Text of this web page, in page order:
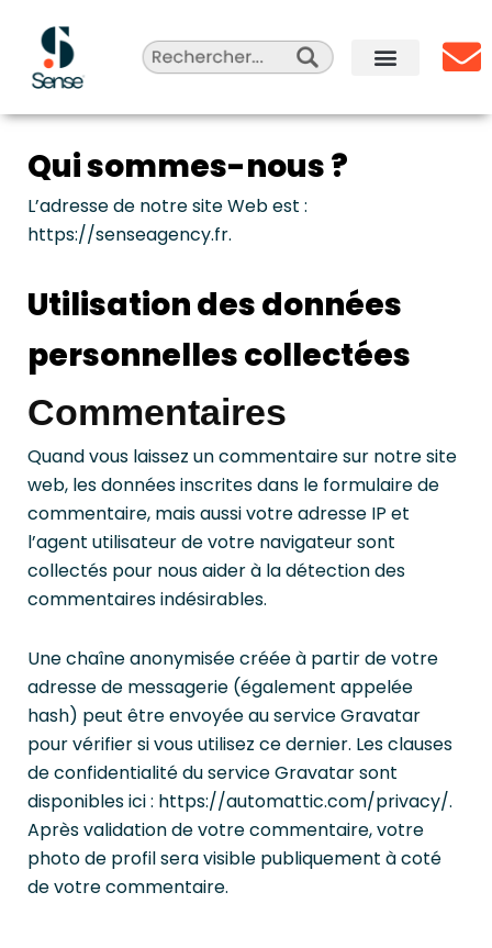
contenu
Qui sommes-nous ?
L’adresse de notre site Web est :
https://senseagency.fr.
Utilisation des données
personnelles collectées
Commentaires
Quand vous laissez un commentaire sur notre site
web, les données inscrites dans le formulaire de
commentaire, mais aussi votre adresse IP et
l’agent utilisateur de votre navigateur sont
collectés pour nous aider à la détection des
commentaires indésirables.
Une chaîne anonymisée créée à partir de votre
adresse de messagerie (également appelée
hash) peut être envoyée au service Gravatar
pour vérifier si vous utilisez ce dernier. Les clauses
de confidentialité du service Gravatar sont
disponibles ici : https://automattic.com/privacy/.
Après validation de votre commentaire, votre
photo de profil sera visible publiquement à coté
de votre commentaire.